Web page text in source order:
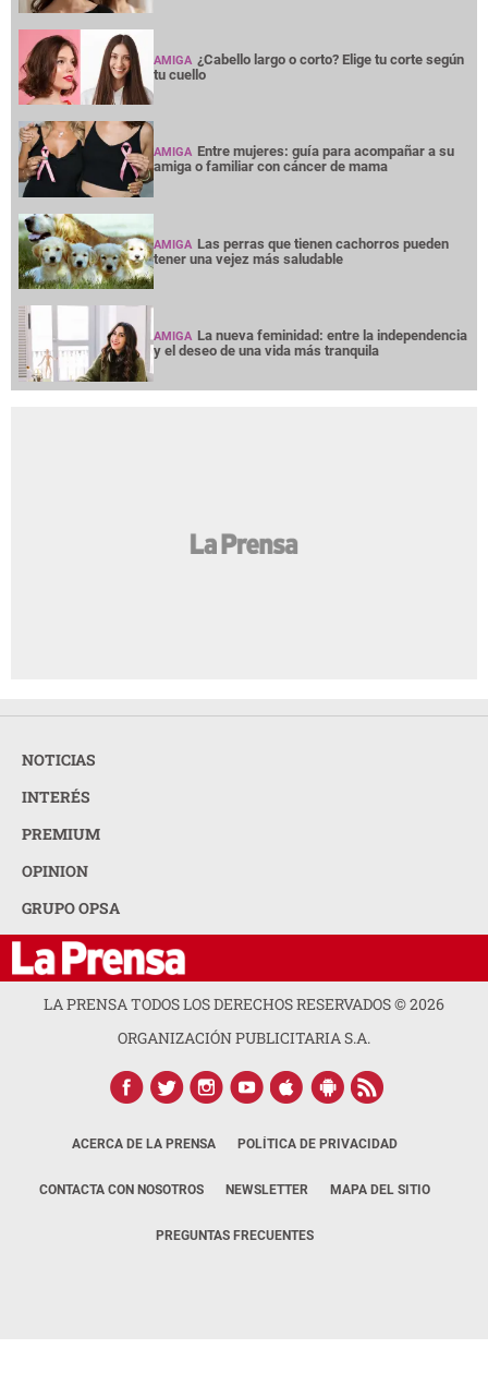
AMIGA ¿Cabello largo o corto? Elige tu corte según
tu cuello
AMIGA Entre mujeres: guía para acompañar a su
amiga o familiar con cáncer de mama
AMIGA Las perras que tienen cachorros pueden
tener una vejez más saludable
AMIGA La nueva feminidad: entre la independencia
y el deseo de una vida más tranquila
NOTICIAS
INTERÉS
PREMIUM
OPINION
GRUPO OPSA
LA PRENSA TODOS LOS DERECHOS RESERVADOS ©2026
ORGANIZACIÓN PUBLICITARIA S.A.
ACERCA DE LA PRENSA POLÍTICA DE PRIVACIDAD
CONTACTA CON NOSOTROS NEWSLETTER MAPA DEL SITIO
PREGUNTAS FRECUENTES